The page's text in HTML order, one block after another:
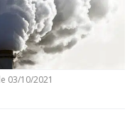
03/10/2021